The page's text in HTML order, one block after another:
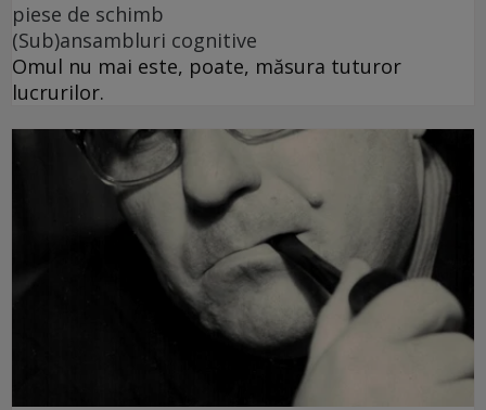
piese de schimb
(Sub)ansambluri cognitive
Omul nu mai este, poate, măsura tuturor
lucrurilor.